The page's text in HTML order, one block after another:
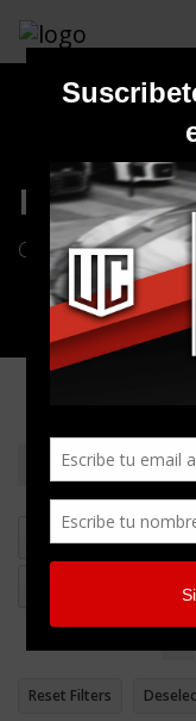
Conoce nuestra
Vehiculos
Reset Filters